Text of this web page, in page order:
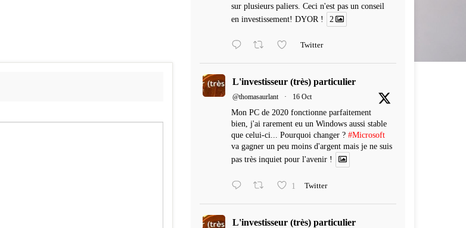
sur plusieurs paliers. Ceci n'est pas un conseil
en investissement! DYOR !
2
Twitter
L'investisseur (très) particulier
@thomasaurlant · 16 Oct
Mon PC de 2020 fonctionne parfaitement
bien, j'ai rarement eu un Windows aussi stable
que celui-ci... Pourquoi changer ? #Microsoft
va gagner un peu moins d'argent mais je ne suis
pas très inquiet pour l'avenir !
1 Twitter
L'investisseur (très) particulier